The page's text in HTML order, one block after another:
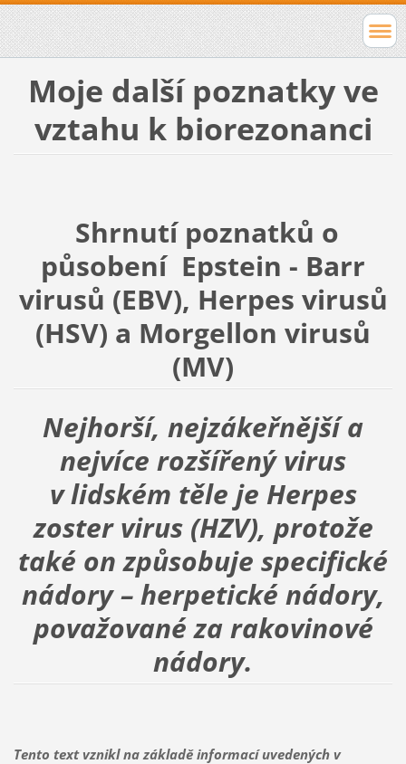
Moje další poznatky ve
vztahu k biorezonanci
Shrnutí poznatků o
působení Epstein - Barr
virusů (EBV), Herpes virusů
(HSV) a Morgellon virusů
(MV)
Nejhorší, nejzákeřnější a
nejvíce rozšířený virus
v lidském těle je Herpes
zoster virus (HZV), protože
také on způsobuje specifické
nádory – herpetické nádory,
považované za rakovinové
nádory.
Tento text vznikl na základě informací uvedených v